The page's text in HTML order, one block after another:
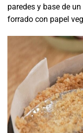
paredes y base de
forrado con papel